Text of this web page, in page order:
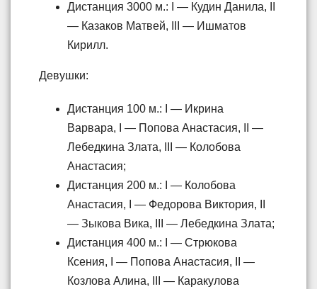
Дистанция 3000 м.: I — Кудин Данила, II
— Казаков Матвей, III — Ишматов
Кирилл.
Девушки:
Дистанция 100 м.: I — Икрина
Варвара, I — Попова Анастасия, II —
Лебедкина Злата, III — Колобова
Анастасия;
Дистанция 200 м.: I — Колобова
Анастасия, I — Федорова Виктория, II
— Зыкова Вика, III — Лебедкина Злата;
Дистанция 400 м.: I — Стрюкова
Ксения, I — Попова Анастасия, II —
Козлова Алина, III — Каракулова